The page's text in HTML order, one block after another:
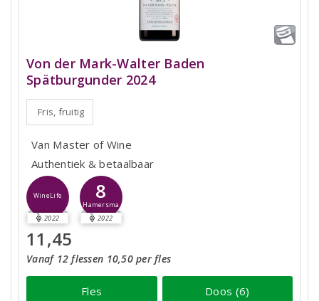
Von der Mark-Walter Baden
Spätburgunder 2024
Fris, fruitig
Van Master of Wine
Authentiek & betaalbaar
WineLife
2022
8
Hamersma
2022
11,45
Vanaf 12 flessen 10,50 per fles
Fles Doos (6)